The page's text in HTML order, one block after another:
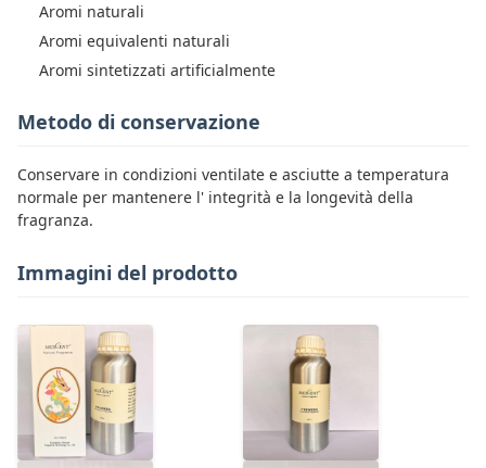
Aromi naturali
Aromi equivalenti naturali
Aromi sintetizzati artificialmente
Metodo di conservazione
Conservare in condizioni ventilate e asciutte a temperatura
normale per mantenere l' integrità e la longevità della
fragranza.
Immagini del prodotto